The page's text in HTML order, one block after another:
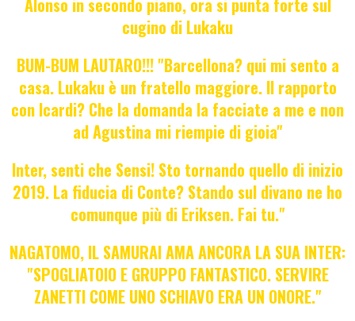
cugino di Lukaku
BUM-BUM LAUTARO!!! "Barcellona? qui mi sento a
casa. Lukaku è un fratello maggiore. Il rapporto
con Icardi? Che la domanda la facciate a me e non
ad Agustina mi riempie di gioia"
Inter, senti che Sensi! Sto tornando quello di inizio
2019. La fiducia di Conte? Stando sul divano ne ho
comunque più di Eriksen. Fai tu."
NAGATOMO, IL SAMURAI AMA ANCORA LA SUA INTER:
"SPOGLIATOIO E GRUPPO FANTASTICO. SERVIRE
ZANETTI COME UNO SCHIAVO ERA UN ONORE."